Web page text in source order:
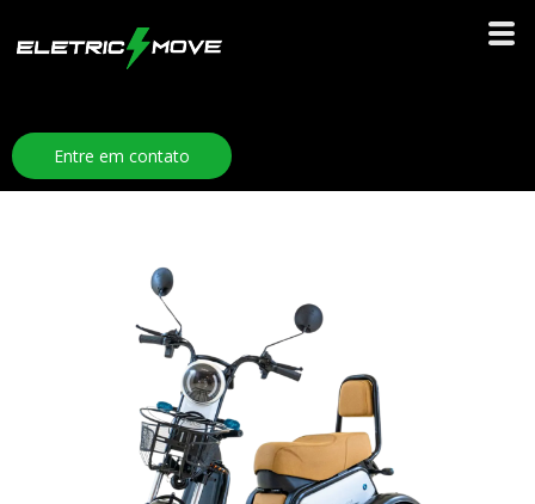
Entre em contato